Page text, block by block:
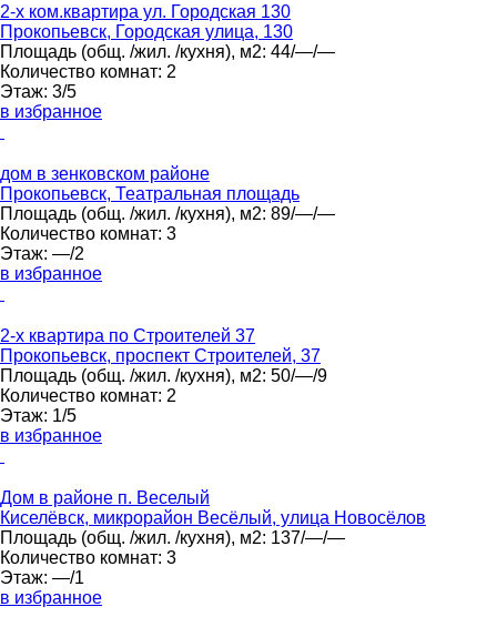
2-х ком.квартира ул. Городская 130
Прокопьевск, Городская улица, 130
Площадь (общ. /жил. /кухня), м2: 44/—/—
Количество комнат: 2
Этаж: 3/5
в избранное
дом в зенковском районе
Прокопьевск, Театральная площадь
Площадь (общ. /жил. /кухня), м2: 89/—/—
Количество комнат: 3
Этаж: —/2
в избранное
2-х квартира по Строителей 37
Прокопьевск, проспект Строителей, 37
Площадь (общ. /жил. /кухня), м2: 50/—/9
Количество комнат: 2
Этаж: 1/5
в избранное
Дом в районе п. Веселый
Киселёвск, микрорайон Весёлый, улица Новосёлов
Площадь (общ. /жил. /кухня), м2: 137/—/—
Количество комнат: 3
Этаж: —/1
в избранное